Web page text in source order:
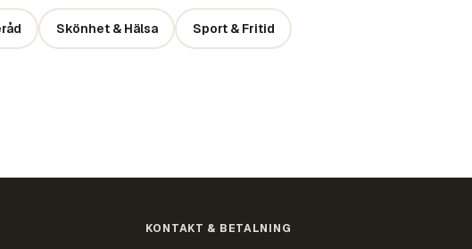
Skönhet & Hälsa Sport & Fritid
KONTAKT & BETALNING